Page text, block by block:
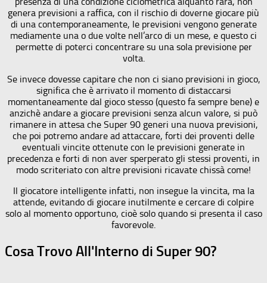
genera previsioni a raffica, con il rischio di doverne giocare più
di una contemporaneamente, le previsioni vengono generate
mediamente una o due volte nell’arco di un mese, e questo ci
permette di poterci concentrare su una sola previsione per
volta.
Se invece dovesse capitare che non ci siano previsioni in gioco,
significa che è arrivato il momento di distaccarsi
momentaneamente dal gioco stesso (questo fa sempre bene) e
anzichè andare a giocare previsioni senza alcun valore, si può
rimanere in attesa che Super 90 generi una nuova previsioni,
che poi potremo andare ad attaccare, forti dei proventi delle
eventuali vincite ottenute con le previsioni generate in
precedenza e forti di non aver sperperato gli stessi proventi, in
modo scriteriato con altre previsioni ricavate chissà come!
Il giocatore intelligente infatti, non insegue la vincita, ma la
attende, evitando di giocare inutilmente e cercare di colpire
solo al momento opportuno, cioè solo quando si presenta il caso
favorevole.
Cosa Trovo All'Interno di Super 90?